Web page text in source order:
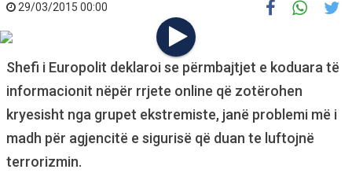
29/03/2015 00:00
Shefi i Europolit deklaroi se përmbajtjet e koduara të
informacionit nëpër rrjete online që zotërohen
kryesisht nga grupet ekstremiste, janë problemi më i
madh për agjencitë e sigurisë që duan te luftojnë
terrorizmin.